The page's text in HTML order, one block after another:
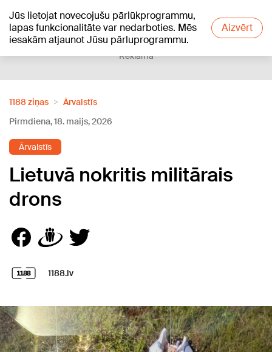
Jūs lietojat novecojušu pārlūkprogrammu,
lapas funkcionalitāte var nedarboties. Mēs
iesakām atjaunot Jūsu pārluprogrammu.
Aizvērt
+19°C
Reklāma
1188 ziņas
Ārvalstīs
Pirmdiena, 18. maijs, 2026
Ārvalstīs
Lietuvā nokritis militārais
drons
1188.lv